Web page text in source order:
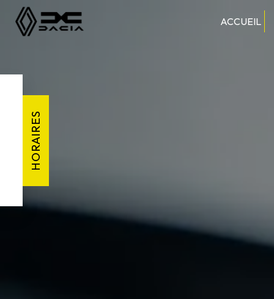
HORAIRES
ACCUEIL
Panneau de gestion des cookies